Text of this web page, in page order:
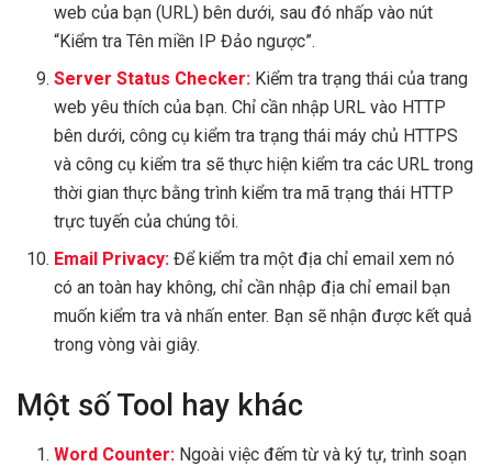
web của bạn (URL) bên dưới, sau đó nhấp vào nút
“Kiểm tra Tên miền IP Đảo ngược”.
Server Status Checker: Kiểm tra trạng thái của trang
web yêu thích của bạn. Chỉ cần nhập URL vào HTTP
bên dưới, công cụ kiểm tra trạng thái máy chủ HTTPS
và công cụ kiểm tra sẽ thực hiện kiểm tra các URL trong
thời gian thực bằng trình kiểm tra mã trạng thái HTTP
trực tuyến của chúng tôi.
Email Privacy: Để kiểm tra một địa chỉ email xem nó
có an toàn hay không, chỉ cần nhập địa chỉ email bạn
muốn kiểm tra và nhấn enter. Bạn sẽ nhận được kết quả
trong vòng vài giây.
Một số Tool hay khác
Word Counter: Ngoài việc đếm từ và ký tự, trình soạn